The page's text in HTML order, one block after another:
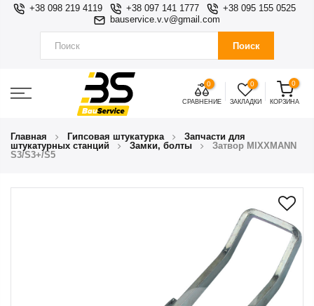
+38 098 219 4119 +38 097 141 1777
+38 095 155 0525
bauservice.v.v@gmail.com
Поиск
0
СРАВНЕНИЕ
0
ЗАКЛАДКИ
0
КОРЗИНА
Главная Гипсовая штукатурка
Запчасти для
штукатурных станций
Замки, болты
Затвор MIXXMANN
S3/S3+/S5